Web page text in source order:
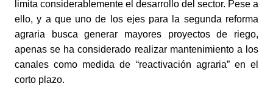
limita considerablemente el desarrollo del sector. Pese a
ello, y a que uno de los ejes para la segunda reforma
agraria busca generar mayores proyectos de riego,
apenas se ha considerado realizar mantenimiento a los
canales como medida de “reactivación agraria” en el
corto plazo.